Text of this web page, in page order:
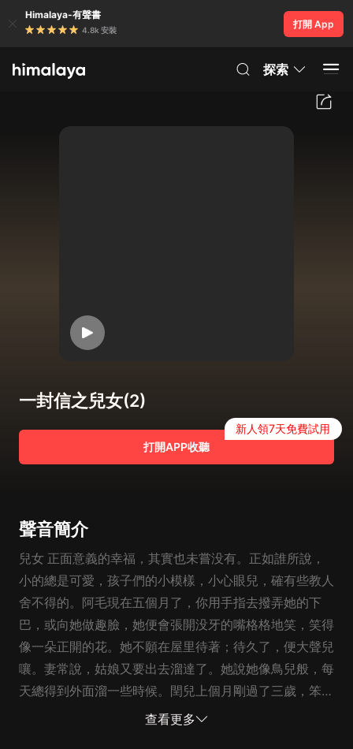
Himalaya-有聲書
4.8k 安裝
打開 App
探索
一封信之兒女(2)
打開APP收聽
新人領7天免費試用
聲音簡介
兒女 正面意義的幸福，其實也未嘗没有。正如誰所說，
小的總是可愛，孩子們的小模樣，小心眼兒，確有些教人
舍不得的。阿毛現在五個月了，你用手指去撥弄她的下
巴，或向她做趣臉，她便會張開没牙的嘴格格地笑，笑得
像一朵正開的花。她不願在屋里待著；待久了，便大聲兒
嚷。妻常說，姑娘又要出去溜達了。她說她像鳥兒般，每
天總得到外面溜一些時候。閏兒上個月剛過了三歲，笨得
很，話還没有學好呢。他只能說三四個字的短語或句子，
查看更多